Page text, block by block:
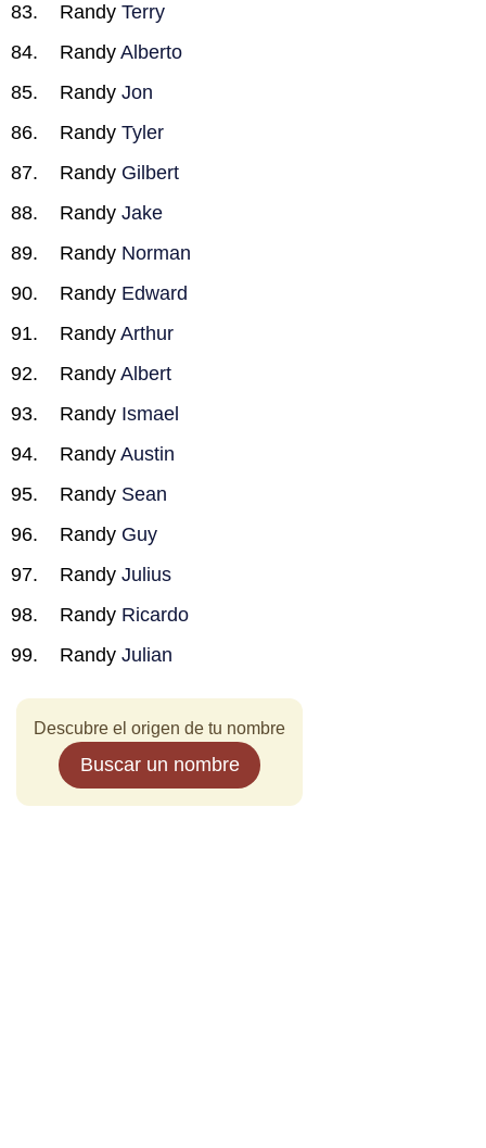
Randy Terry
Randy Alberto
Randy Jon
Randy Tyler
Randy Gilbert
Randy Jake
Randy Norman
Randy Edward
Randy Arthur
Randy Albert
Randy Ismael
Randy Austin
Randy Sean
Randy Guy
Randy Julius
Randy Ricardo
Randy Julian
Descubre el origen de tu nombre
Buscar un nombre